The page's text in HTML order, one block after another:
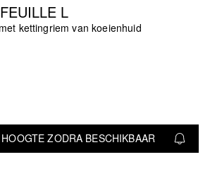
L
kettingriem van koeienhuid
ZODRA BESCHIKBAAR